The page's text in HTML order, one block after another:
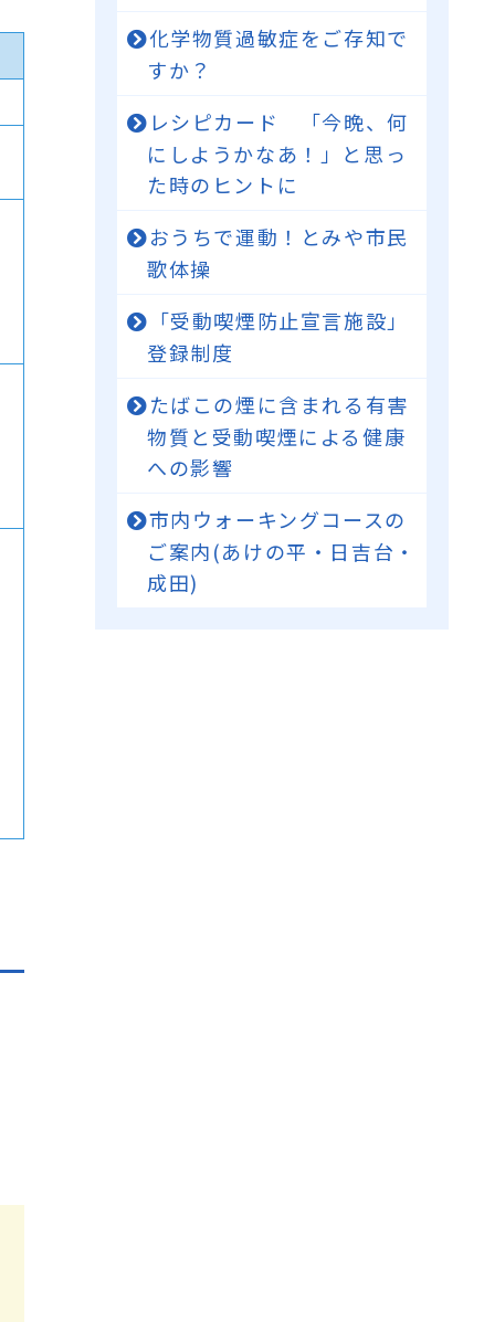
化学物質過敏症をご存知で
すか？
レシピカード 「今晩、何
にしようかなあ！」と思っ
た時のヒントに
おうちで運動！とみや市民
歌体操
「受動喫煙防止宣言施設」
登録制度
たばこの煙に含まれる有害
物質と受動喫煙による健康
への影響
市内ウォーキングコースの
ご案内(あけの平・日吉台・
成田)